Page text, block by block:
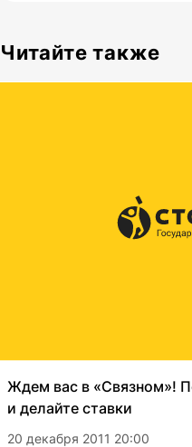
Читайте также
Ждем вас в «Связном»!
и делайте ставки
20 декабря 2011 20:00